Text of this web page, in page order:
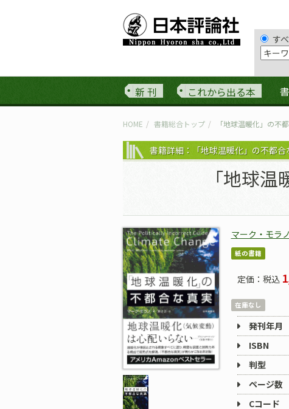
す
新 刊 これから出る本
HOME 書籍総合トップ 「地球温暖化」の不
書籍詳細：「地球温暖化」の不都合
「地球
マーク・モラノ
紙の書籍
定価：税込
在庫なし
発刊年月
ISBN
判型
ページ数
Cコード